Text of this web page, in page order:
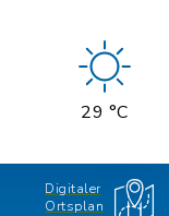
29 °C
Digitaler
Ortsplan